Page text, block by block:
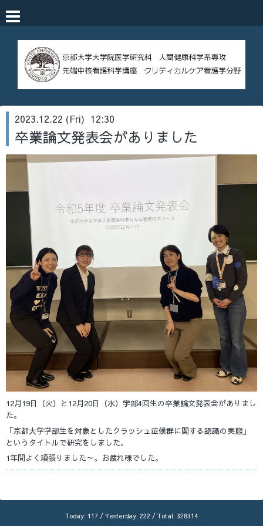
2023.12.22 (Fri) 12:30
卒業論文発表会がありました
12月19日（火）と12月20日（水）学部4回生の卒業論文発表会がありまし
た。
「京都大学学部生を対象としたクラッシュ症候群に関する認識の実態」
というタイトルで研究をしました。
1年間よく頑張りました～。お疲れ様でした。
Today: 117 / Yesterday: 222 / Total: 328314